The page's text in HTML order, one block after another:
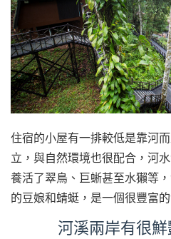
住宿的小屋有一排較低是靠河
立，與自然環境也很配合，河
養活了翠鳥、巨蜥甚至水獺等
的豆娘和蜻蜓，是一個很豐富
河溪兩岸有很